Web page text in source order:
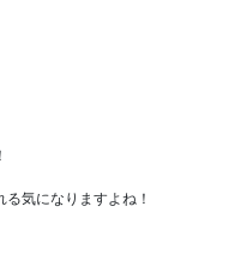
気になりますよね！